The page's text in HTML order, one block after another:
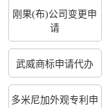
刚果(布)公司变更申
请
武威商标申请代办
多米尼加外观专利申